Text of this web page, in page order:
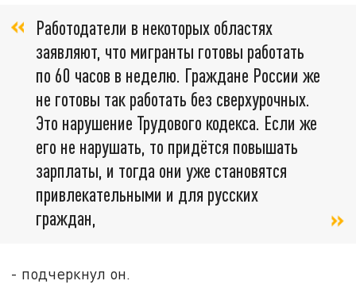
Работодатели в некоторых областях
заявляют, что мигранты готовы работать
по 60 часов в неделю. Граждане России же
не готовы так работать без сверхурочных.
Это нарушение Трудового кодекса. Если же
его не нарушать, то придётся повышать
зарплаты, и тогда они уже становятся
привлекательными и для русских
граждан,
- подчеркнул он.